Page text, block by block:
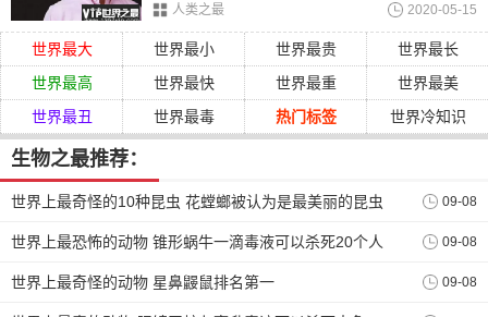
人类之最 2020-05-15
世界最大 世界最小 世界最贵
世界最长
世界最高
世界最快 世界最重
世界最美
世界最丑
世界最毒 热门标签 世界冷知识
生物之最推荐：
世界上最奇怪的10种昆虫 花螳螂被认为是最美丽的昆虫 09-08
世界上最恐怖的动物 锥形蜗牛一滴毒液可以杀死20个人 09-08
世界上最奇怪的动物 星鼻鼹鼠排名第一 09-08